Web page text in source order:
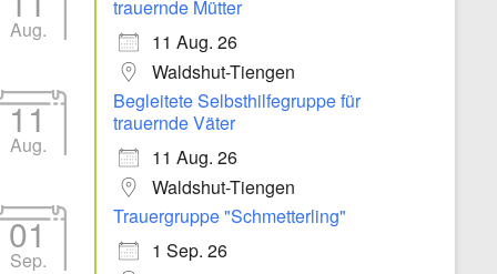
Aug.
trauernde Mütter
11 Aug. 26
Waldshut-Tiengen
11
Aug.
Begleitete Selbsthilfegruppe für
trauernde Väter
11 Aug. 26
Waldshut-Tiengen
01
Sep.
Trauergruppe "Schmetterling"
1 Sep. 26